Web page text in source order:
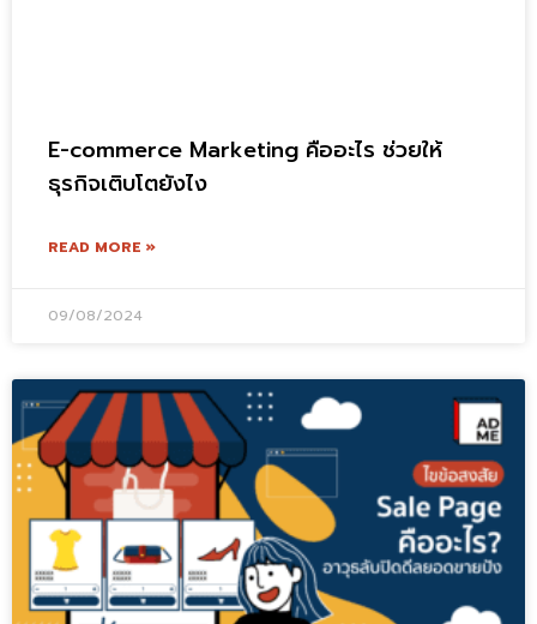
E-commerce Marketing คืออะไร ช่วยให้
ธุรกิจเติบโตยังไง
READ MORE »
09/08/2024